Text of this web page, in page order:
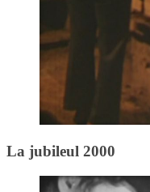
La jubileul 2000